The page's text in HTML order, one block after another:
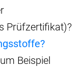
Prüfzertifikat)?
Beispiel